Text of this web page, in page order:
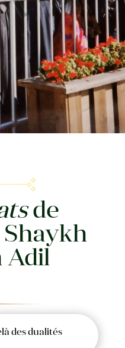
de
Adil
des dualités